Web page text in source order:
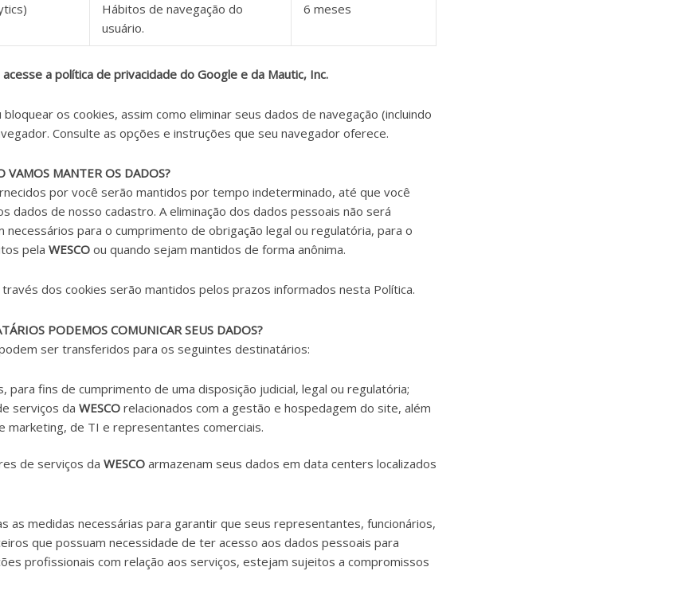
Hábitos de navegação do
usuário.
6 meses
a política de privacidade do Google e da Mautic, Inc.
os cookies, assim como eliminar seus dados de navegação (incluindo
Consulte as opções e instruções que seu navegador oferece.
MANTER OS DADOS?
por você serão mantidos por tempo indeterminado, até que você
dados de nosso cadastro. A eliminação dos dados pessoais não será
necessários para o cumprimento de obrigação legal ou regulatória, para o
pela WESCO ou quando sejam mantidos de forma anônima.
dos cookies serão mantidos pelos prazos informados nesta Política.
PODEMOS COMUNICAR SEUS DADOS?
ser transferidos para os seguintes destinatários:
para fins de cumprimento de uma disposição judicial, legal ou regulatória;
serviços da WESCO relacionados com a gestão e hospedagem do site, além
marketing, de TI e representantes comerciais.
de serviços da WESCO armazenam seus dados em data centers localizados
as medidas necessárias para garantir que seus representantes, funcionários,
que possuam necessidade de ter acesso aos dados pessoais para
profissionais com relação aos serviços, estejam sujeitos a compromissos